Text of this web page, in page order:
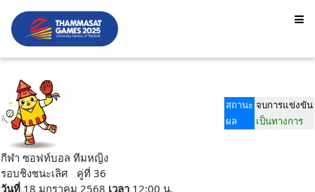
สถานะ จบการแข่งขัน
ผล
เป็นทางการ
กีฬา ซอฟท์บอล ทีมหญิง
รอบชิงชนะเลิศ คู่ที่ 36
วันที่ 18 มกราคม 2568 เวลา 12:00 น.